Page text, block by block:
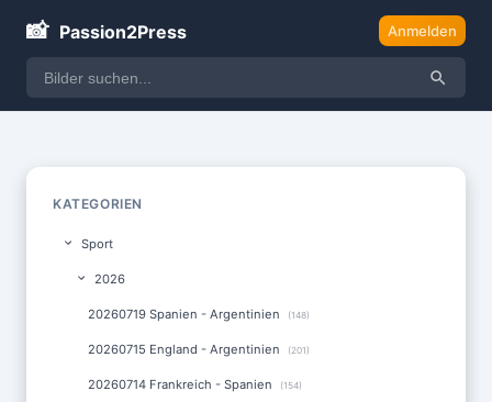
📸 Passion2Press Anmelden
KATEGORIEN
Sport
2026
20260719 Spanien - Argentinien (148)
20260715 England - Argentinien (201)
20260714 Frankreich - Spanien (154)